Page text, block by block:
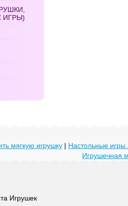
ИГРЫ)
мягкую игрушку | Настольные игры
Игрушечная
Игрушек